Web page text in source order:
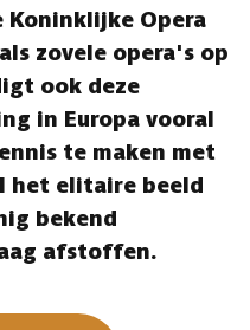
Koninklijke Opera
zovele opera's op
ook deze
in Europa vooral
te maken met
het elitaire beeld
bekend
afstoffen.